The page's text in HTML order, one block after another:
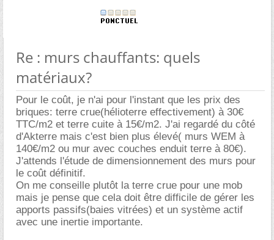
Re : murs chauffants: quels
matériaux?
Pour le coût, je n'ai pour l'instant que les prix des
briques: terre crue(hélioterre effectivement) à 30
TTC/m2 et terre cuite à 15€/m2. J'ai regardé du côté
d'Akterre mais c'est bien plus élevé( murs WEM à
140€/m2 ou mur avec couches enduit terre à 80€).
J'attends l'étude de dimensionnement des murs pour
le coût définitif.
On me conseille plutôt la terre crue pour une mob
mais je pense que cela doit être difficile de gérer les
apports passifs(baies vitrées) et un système actif
avec une inertie importante.